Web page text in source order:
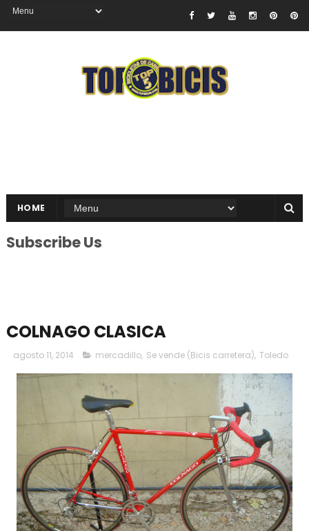
HOME
Subscribe Us
COLNAGO CLASICA
agosto 11, 2014 mercadillo, Se vende (Bicis carretera), Toledo